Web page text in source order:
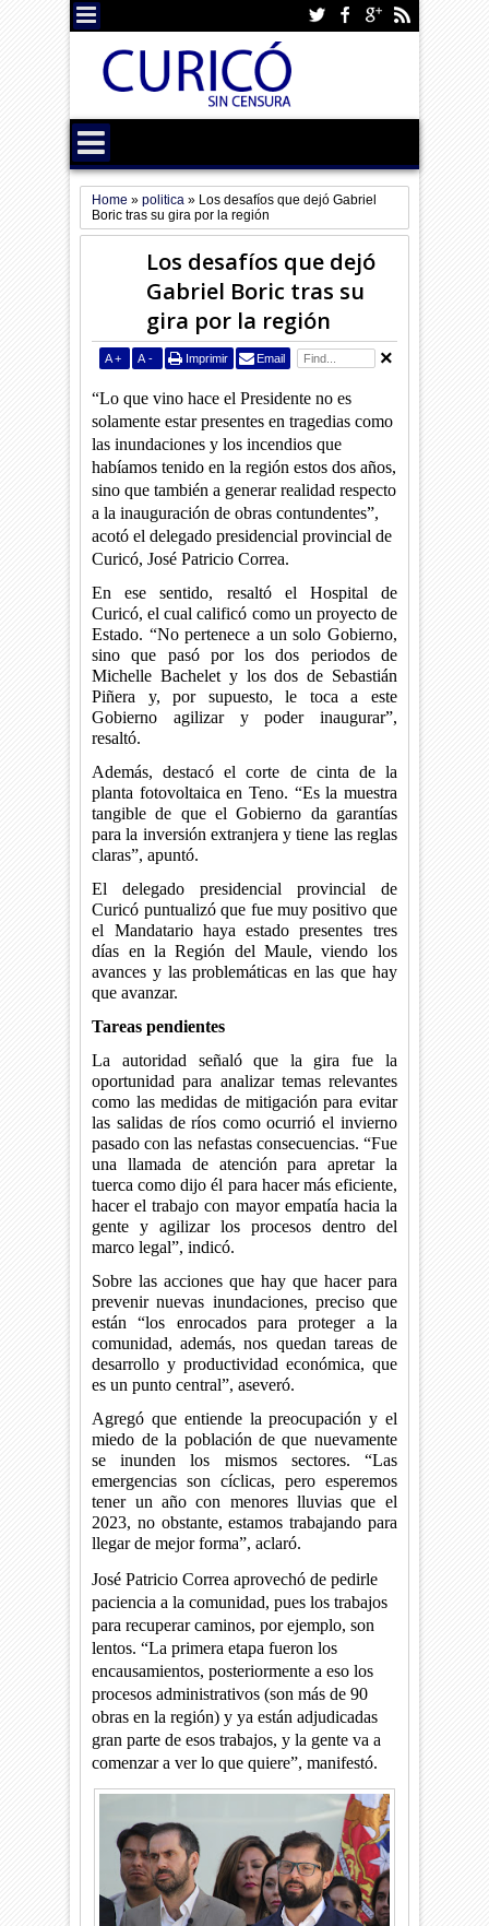
Home »politica » Los desafíos que dejó Gabriel
Boric tras su gira por la región
Los desafíos que dejó
Gabriel Boric tras su
gira por la región
A + A - Imprimir Email
“Lo que vino hace el Presidente no es
solamente estar presentes en tragedias como
las inundaciones y los incendios que
habíamos tenido en la región estos dos años,
sino que también a generar realidad respecto
a la inauguración de obras contundentes”,
acotó el delegado presidencial provincial de
Curicó, José Patricio Correa.
En ese sentido, resaltó el Hospital de
Curicó, el cual calificó como un proyecto de
Estado. “No pertenece a un solo Gobierno,
sino que pasó por los dos periodos de
Michelle Bachelet y los dos de Sebastián
Piñera y, por supuesto, le toca a este
Gobierno agilizar y poder inaugurar”,
resaltó.
Además, destacó el corte de cinta de la
planta fotovoltaica en Teno. “Es la muestra
tangible de que el Gobierno da garantías
para la inversión extranjera y tiene las reglas
claras”, apuntó.
El delegado presidencial provincial de
Curicó puntualizó que fue muy positivo que
el Mandatario haya estado presentes tres
días en la Región del Maule, viendo los
avances y las problemáticas en las que hay
que avanzar.
Tareas pendientes
La autoridad señaló que la gira fue la
oportunidad para analizar temas relevantes
como las medidas de mitigación para evitar
las salidas de ríos como ocurrió el invierno
pasado con las nefastas consecuencias. “Fue
una llamada de atención para apretar la
tuerca como dijo él para hacer más eficiente,
hacer el trabajo con mayor empatía hacia la
gente y agilizar los procesos dentro del
marco legal”, indicó.
Sobre las acciones que hay que hacer para
prevenir nuevas inundaciones, preciso que
están “los enrocados para proteger a la
comunidad, además, nos quedan tareas de
desarrollo y productividad económica, que
es un punto central”, aseveró.
Agregó que entiende la preocupación y el
miedo de la población de que nuevamente
se inunden los mismos sectores. “Las
emergencias son cíclicas, pero esperemos
tener un año con menores lluvias que el
2023, no obstante, estamos trabajando para
llegar de mejor forma”, aclaró.
José Patricio Correa aprovechó de pedirle
paciencia a la comunidad, pues los trabajos
para recuperar caminos, por ejemplo, son
lentos. “La primera etapa fueron los
encausamientos, posteriormente a eso los
procesos administrativos (son más de 90
obras en la región) y ya están adjudicadas
gran parte de esos trabajos, y la gente va a
comenzar a ver lo que quiere”, manifestó.